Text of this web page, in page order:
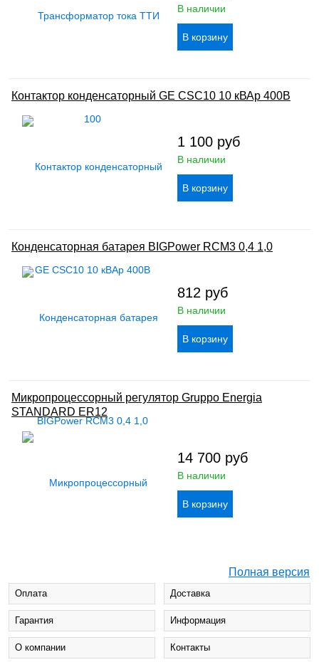
В наличии
Контактор конденсаторный GE CSC10 10 кВАр 400В
1 100 руб
В наличии
Конденсаторная батарея BIGPower RCM3 0,4 1,0
812 руб
В наличии
Микропроцессорный регулятор Gruppo Energia
STANDARD ER12
14 700 руб
В наличии
Полная версия
Оплата Доставка
Гарантия Информация
О компании Контакты